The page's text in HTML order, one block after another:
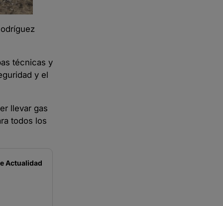
técnicas y
y el
llevar gas
todos los
Actualidad